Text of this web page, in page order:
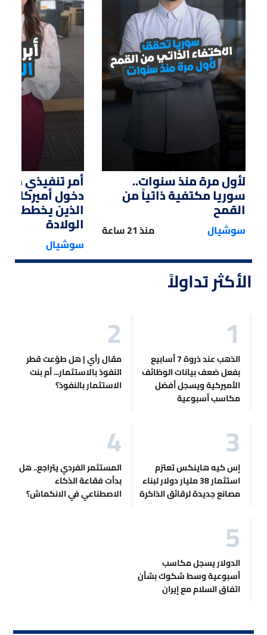
01:33
لأول مرة منذ سنوات..
سوريا مكتفية ذاتياً من
القمح
سوشيال منذ 21 ساعة
أمر تنفيذي من
دخول أميركا
الذين يخططون
الولادة
سوشيال
الأكثر تداولاً
الذهب عند ذروة 7 أسابيع
بفعل ضعف بيانات الوظائف
الأميركية ويسجل أفضل
مكاسب أسبوعية
مقال رأي | هل طوّعت قطر
النفوذ بالاستثمار... أم بنت
الاستثمار بالنفوذ؟
إس كيه هاينكس تعتزم
استثمار 38 مليار دولار لبناء
مصانع جديدة لرقائق الذاكرة
المستثمر الفردي يتراجع.. هل
بدأت فقاعة الذكاء
الاصطناعي في الانكماش؟
الدولار يسجل مكاسب
أسبوعية وسط شكوك بشأن
اتفاق السلام مع إيران